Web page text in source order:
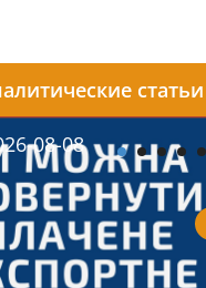
06
статьи
08-08
2026-08-05